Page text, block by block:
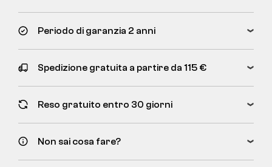
Periodo di garanzia 2 anni
Spedizione gratuita a partire da 115 €
Reso gratuito entro 30 giorni
Non sai cosa fare?